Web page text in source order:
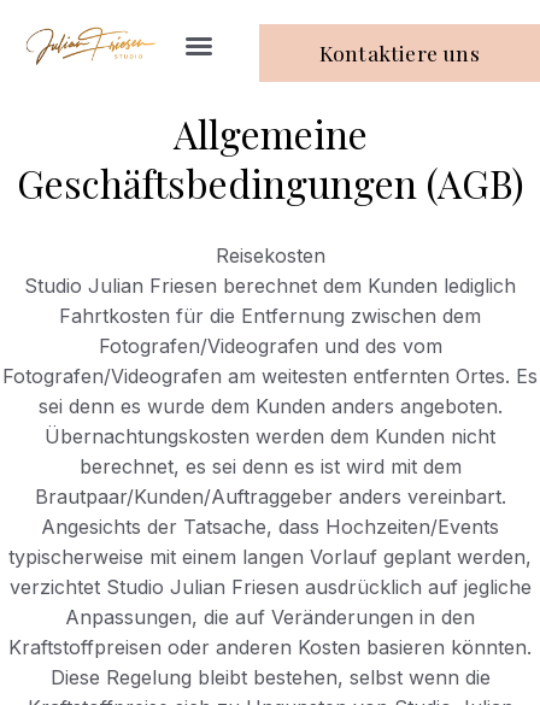
Kontaktiere uns
Allgemeine
Geschäftsbedingungen (AGB)
Reisekosten
Studio Julian Friesen berechnet dem Kunden lediglich
Fahrtkosten für die Entfernung zwischen dem
Fotografen/Videografen und des vom
Fotografen/Videografen am weitesten entfernten Ortes. Es
sei denn es wurde dem Kunden anders angeboten.
Übernachtungskosten werden dem Kunden nicht
berechnet, es sei denn es ist wird mit dem
Brautpaar/Kunden/Auftraggeber anders vereinbart.
Angesichts der Tatsache, dass Hochzeiten/Events
typischerweise mit einem langen Vorlauf geplant werden,
verzichtet Studio Julian Friesen ausdrücklich auf jegliche
Anpassungen, die auf Veränderungen in den
Kraftstoffpreisen oder anderen Kosten basieren könnten.
Diese Regelung bleibt bestehen, selbst wenn die